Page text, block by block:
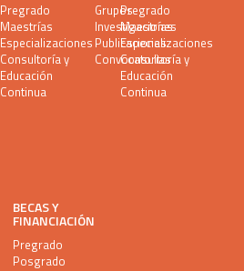
Pregrado
Maestrías
Especializaciones
Consultoría y
Educación
Continua
Grupos
Investigaciones
Publicaciones
Convocatorias
Pregrado
Maestrías
Especializaciones
Consultoría y
Educación
Continua
BECAS Y
FINANCIACIÓN
Pregrado
Posgrado